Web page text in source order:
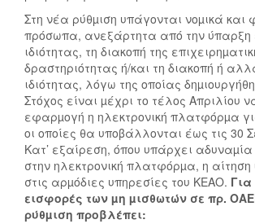
Στη νέα ρύθµιση υπάγονται νοµικά και
πρόσωπα, ανεξάρτητα από την ύπαρξη
ιδιότητας, τη διακοπή της
δραστηριότητας ή/και τη διακοπή ή
ιδιότητας, λόγω της οποίας
Στόχος είναι µέχρι το τέλος Απριλίου
εφαρµογή η ηλεκτρονική πλατφόρµα
οι οποίες θα υποβάλλονται έως τις 30
Κατ’ εξαίρεση, όπου υπάρχει αδυναµία
στην ηλεκτρονική πλατφόρµα, η
στις αρµόδιες υπηρεσίες του ΚΕΑΟ. Για
εισφορές των µη µισθωτών σε πρ.
ρύθµιση προβλέπει: